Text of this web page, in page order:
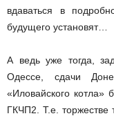
вдаваться в
будущего установят…
А ведь уже тогда,
Одессе, сдачи
«Иловайского котла»
ГКЧП­2. Т.е.